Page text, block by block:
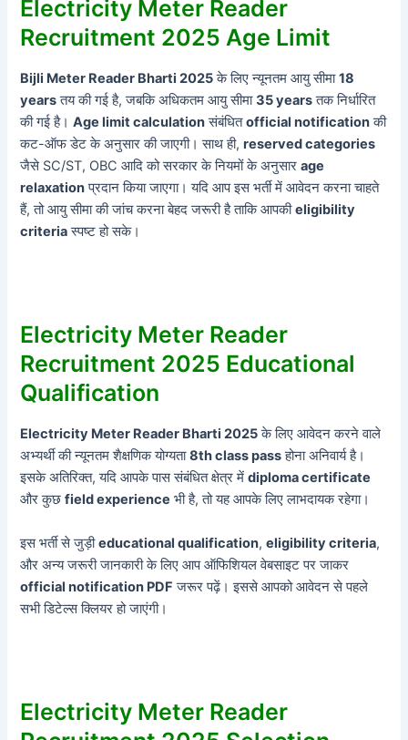
Electricity Meter Reader
Recruitment 2025 Age Limit
Bijli Meter Reader Bharti 2025के लिए न्यूनतम आयु सीमा18
yearsतय की गई है, जबकि अधिकतम आयु सीमा35 yearsतक निर्धारित
की गई है।Age limit calculationसंबंधितofficial notificationकी
कट-ऑफ डेट के अनुसार की जाएगी। साथ ही,reserved categories
जैसे SC/ST, OBC आदि को सरकार के नियमों के अनुसारage
relaxationप्रदान किया जाएगा। यदि आप इस भर्ती में आवेदन करना चाहते
हैं, तो आयु सीमा की जांच करना बेहद जरूरी है ताकि आपकीeligibility
criteriaस्पष्ट हो सके।
Electricity Meter Reader
Recruitment 2025 Educational
Qualification
Electricity Meter Reader Bharti 2025के लिए आवेदन करने वाले
अभ्यर्थी की न्यूनतम शैक्षणिक योग्यता8th class passहोना अनिवार्य है।
इसके अतिरिक्त, यदि आपके पास संबंधित क्षेत्र मेंdiploma certificate
और कुछfield experience भी है, तो यह आपके लिए लाभदायक रहेगा।
इस भर्ती से जुड़ीeducational qualification,eligibility criteria,
और अन्य जरूरी जानकारी के लिए आप ऑफिशियल वेबसाइट पर जाकर
official notification PDF जरूर पढ़ें। इससे आपको आवेदन से पहले
सभी डिटेल्स क्लियर हो जाएंगी।
Electricity Meter Reader